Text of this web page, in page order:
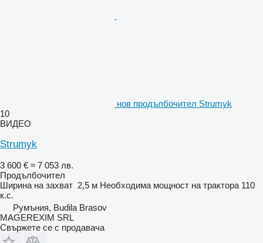
нов продълбочител Strumyk
10
ВИДЕО
Strumyk
3 600 € ≈ 7 053 лв.
Продълбочител
Ширина на захват 2,5 м Необходима мощност на трактора 110
к.с.
Румъния, Budila Brasov
MAGEREXIM SRL
Свържете се с продавача